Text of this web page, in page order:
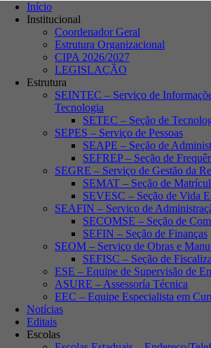
Início
Institucional
Coordenador Geral
Estrutura Organizacional
CIPA 2026/2027
LEGISLAÇÃO
Estrutura
SEINTEC – Serviço de
Tecnologia
SETEC – Seção de
SEPES – Serviço de Pessoas
SEAPE – Seção de
SEFREP – Seção de
SEGRE – Serviço de Gestão da
SEMAT – Seção de
SEVESC – Seção de Vida
SEAFIN – Serviço de
SECOMSE – Seção de
SEFIN – Seção de Finanças
SEOM – Serviço de Obras e
SEFISC – Seção de
ESE – Equipe de Supervisão de
ASURE – Assessoría Técnica
EEC – Equipe Especialista em
Notícias
Editais
Escolas